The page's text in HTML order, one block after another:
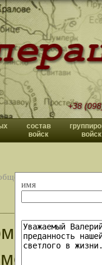
+38
состав
войск
войск
имя